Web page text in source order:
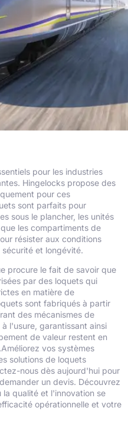
pour les industries
Hingelocks propose des
pour ces
sont parfaits pour
sous le plancher, les unités
les compartiments de
résister aux conditions
et longévité.
procure le fait de savoir que
par des loquets qui
en matière de
sont fabriqués à partir
des mécanismes de
l'usure, garantissant ainsi
de valeur restent en
vos systèmes
solutions de loquets
nous dès aujourd'hui pour
un devis. Découvrez
qualité et l'innovation se
opérationnelle et votre